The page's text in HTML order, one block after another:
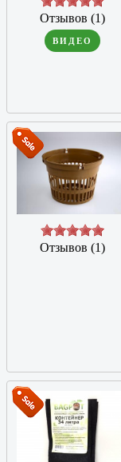
Отзывов (1)
ВИДЕО
Отзывов (1)